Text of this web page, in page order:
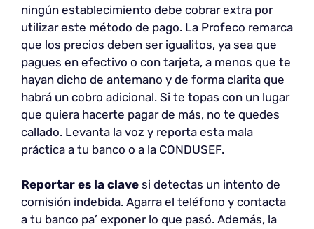
ningún establecimiento debe cobrar extra por
utilizar este método de pago. La Profeco remarca
que los precios deben ser igualitos, ya sea que
pagues en efectivo o con tarjeta, a menos que te
hayan dicho de antemano y de forma clarita que
habrá un cobro adicional. Si te topas con un lugar
que quiera hacerte pagar de más, no te quedes
callado. Levanta la voz y reporta esta mala
práctica a tu banco o a la CONDUSEF.
Reportar es la clave si detectas un intento de
comisión indebida. Agarra el teléfono y contacta
a tu banco pa’ exponer lo que pasó. Además, la